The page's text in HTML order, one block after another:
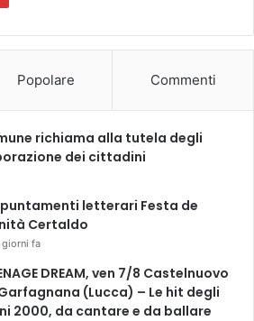
Popolare Commenti
richiama alla tutela degli
dei cittadini
letterari Festa de
Certaldo
giorni fa
DREAM, ven 7/8 Castelnuovo
(Lucca) – Le hit degli
2000, da cantare e da ballare